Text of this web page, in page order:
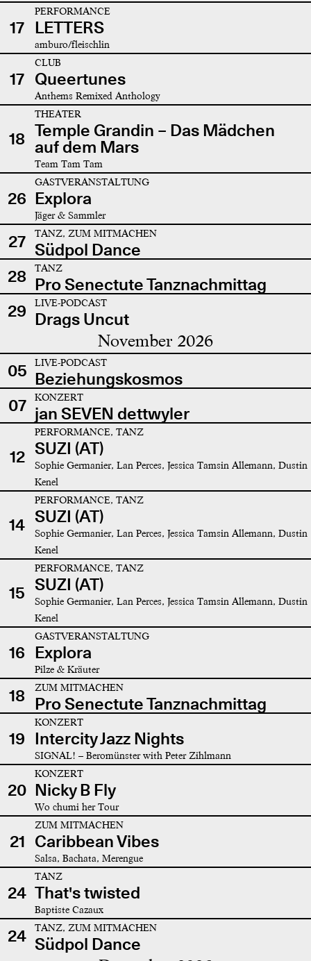
17
PERFORMANCE
LETTERS
amburo/fleischlin
17
CLUB
Queertunes
Anthems Remixed Anthology
18
THEATER
Temple Grandin – Das Mädchen
auf dem Mars
Team Tam Tam
26
GASTVERANSTALTUNG
Explora
Jäger & Sammler
27 TANZ, ZUM MITMACHEN
Südpol Dance
28
TANZ
Pro Senectute Tanznachmittag
29
LIVE-PODCAST
Drags Uncut
November 2026
05 LIVE-PODCAST
Beziehungskosmos
07
KONZERT
jan SEVEN dettwyler
12
PERFORMANCE, TANZ
SUZI (AT)
Sophie Germanier, Lan Perces, Jessica Tamsin Allemann, Dustin
Kenel
14
PERFORMANCE, TANZ
SUZI (AT)
Sophie Germanier, Lan Perces, Jessica Tamsin Allemann, Dustin
Kenel
15
PERFORMANCE, TANZ
SUZI (AT)
Sophie Germanier, Lan Perces, Jessica Tamsin Allemann, Dustin
Kenel
16
GASTVERANSTALTUNG
Explora
Pilze & Kräuter
18 ZUM MITMACHEN
Pro Senectute Tanznachmittag
19
KONZERT
Intercity Jazz Nights
SIGNAL! – Beromünster with Peter Zihlmann
20
KONZERT
Nicky B Fly
Wo chumi her Tour
21
ZUM MITMACHEN
Caribbean Vibes
Salsa, Bachata, Merengue
24
TANZ
That's twisted
Baptiste Cazaux
24 TANZ, ZUM MITMACHEN
Südpol Dance